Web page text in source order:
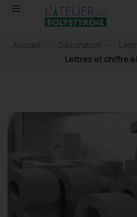
Accueil Décoration
Lettres et chiffre à